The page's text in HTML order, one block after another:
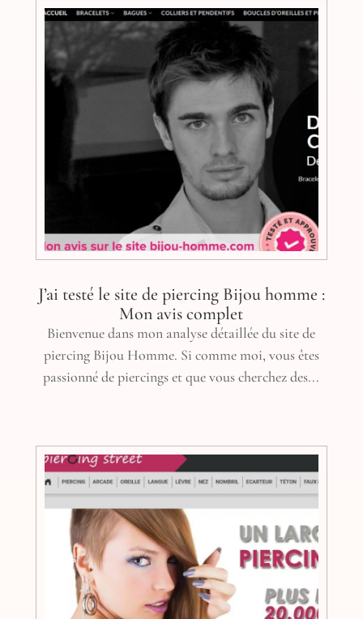
J’ai testé le site de piercing Bijou homme :
Mon avis complet
Bienvenue dans mon analyse détaillée du site de
piercing Bijou Homme. Si comme moi, vous êtes
passionné de piercings et que vous cherchez des...